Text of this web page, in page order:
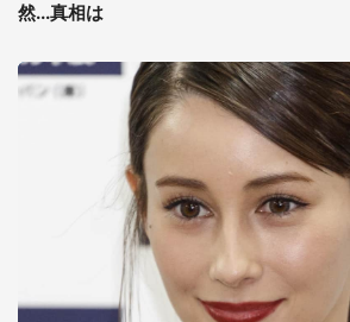
然...真相は